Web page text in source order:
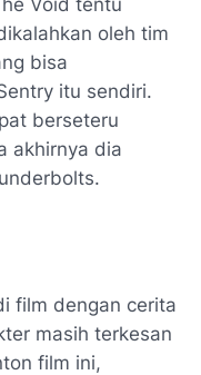
oleh tim
bisa
itu sendiri.
berseteru
akhirnya dia
film dengan cerita
masih terkesan
film ini,